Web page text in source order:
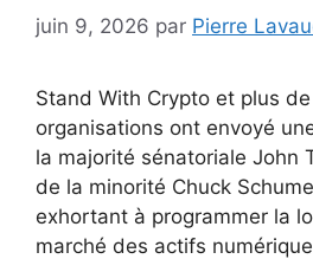
juin 9, 2026 par Pierre
Stand With Crypto et plus
organisations ont envoyé
la majorité sénatoriale John
de la minorité Chuck
exhortant à programmer la
marché des actifs